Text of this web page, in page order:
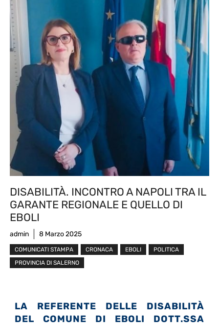
DISABILITÀ. INCONTRO A NAPOLI TRA IL
GARANTE REGIONALE E QUELLO DI
EBOLI
admin 8 Marzo 2025
COMUNICATI STAMPA CRONACA EBOLI
POLITICA
PROVINCIA DI SALERNO
LA REFERENTE DELLE DISABILITÀ
DEL COMUNE DI EBOLI DOTT.SSA